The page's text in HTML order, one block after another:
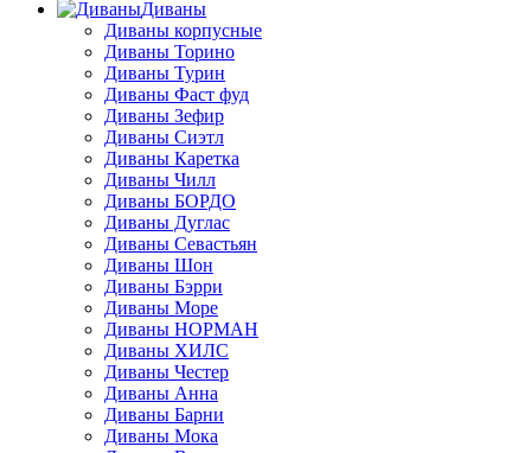
Диваны
Диваны корпусные
Диваны Торино
Диваны Турин
Диваны Фаст фуд
Диваны Зефир
Диваны Сиэтл
Диваны Каретка
Диваны Чилл
Диваны БОРДО
Диваны Дуглас
Диваны Севастьян
Диваны Шон
Диваны Бэрри
Диваны Море
Диваны НОРМАН
Диваны ХИЛС
Диваны Честер
Диваны Анна
Диваны Барни
Диваны Мока